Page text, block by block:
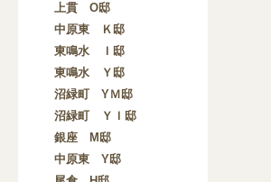
上貫 O邸
中原東 Ｋ邸
東鳴水 Ｉ邸
東鳴水 Ｙ邸
沼緑町 YＭ邸
沼緑町 ＹＩ邸
銀座 M邸
中原東 Y邸